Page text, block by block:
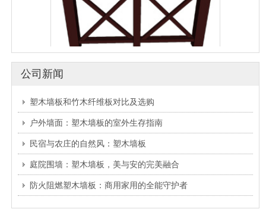
公司新闻
塑木墙板和竹木纤维板对比及选购
户外墙面：塑木墙板的室外生存指南
民宿与农庄的自然风：塑木墙板
庭院围墙：塑木墙板，美与安的完美融合
防火阻燃塑木墙板：商用家用的全能守护者